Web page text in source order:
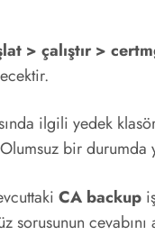
> çalıştır >
ilgili yedek
bir durumda
CA backup
sorusunun